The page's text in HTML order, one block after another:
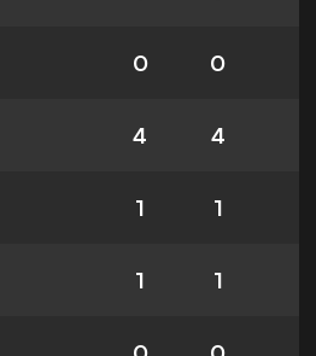
0 0
4 4
1 1
1 1